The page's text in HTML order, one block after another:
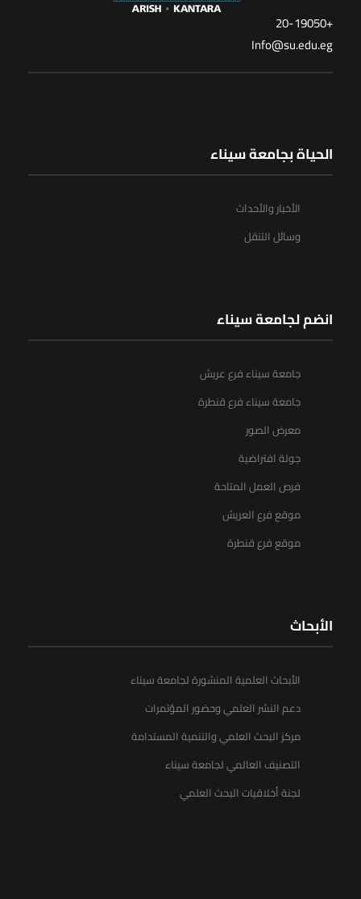
+20-19050
Info@su.edu.eg
الحياة بجامعة سيناء
الأخبار والأحداث
وسائل التنقل
انضم لجامعة سيناء
جامعة سيناء فرع عريش
جامعة سيناء فرع قنطرة
معرض الصور
جولة افتراضية
فرص العمل المتاحة
موقع فرع العريش
موقع فرع قنطرة
الأبحاث
الأبحاث العلمية المنشورة لجامعة سيناء
دعم النشر العلمي وحضور المؤتمرات
مركز البحث العلمي والتنمية المستدامة
التصنيف العالمي لجامعة سيناء
لجنة أخلاقيات البحث العلمي